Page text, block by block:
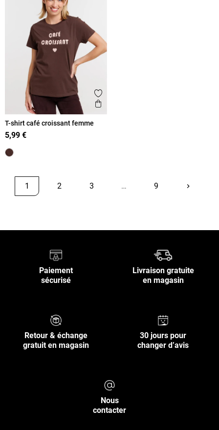
Ajouter aux favoris
Aperçu rapide
T-shirt café croissant femme
5,99 €
1 2 3 … 9 keyboard_arrow_rightSuivant
Paiement
sécurisé
Livraison gratuite
en magasin
Retour & échange
gratuit en magasin
30 jours pour
changer d’avis
Nous
contacter